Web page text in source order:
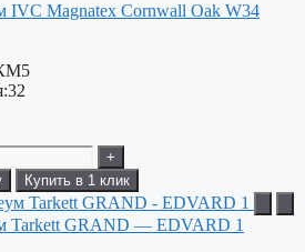
IVC Magnatex Cornwall Oak W34
32
+
Купить в 1 клик
Tarkett GRAND — EDVARD 1